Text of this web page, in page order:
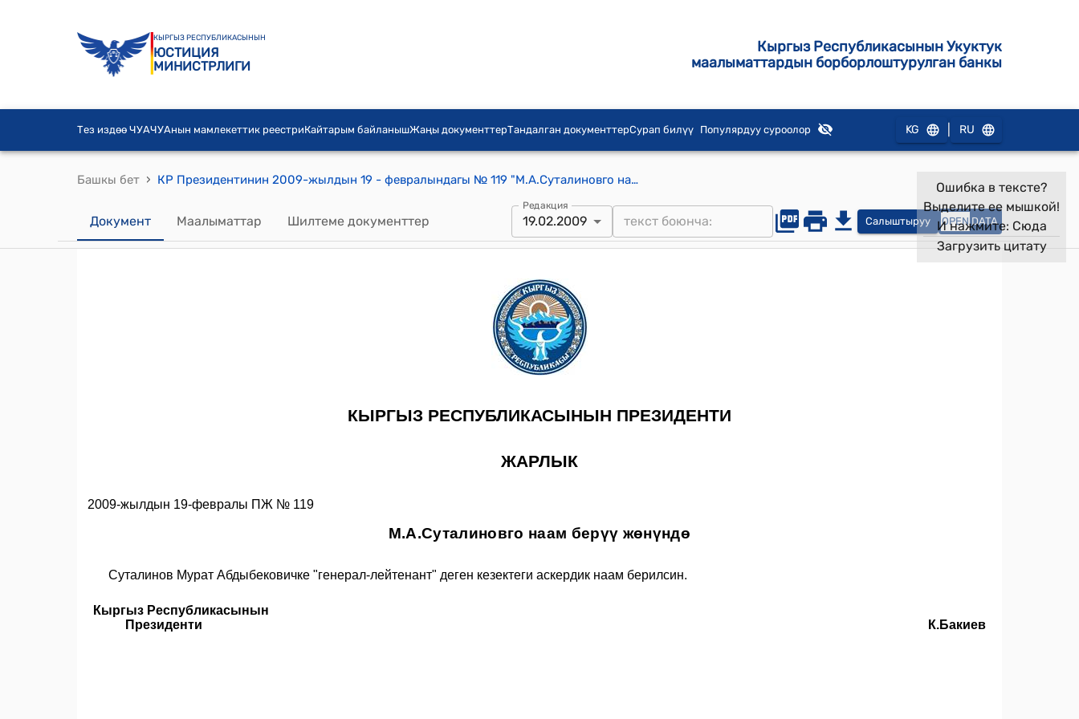
КЫРГЫЗ РЕСПУБЛИКАСЫНЫН
ЮСТИЦИЯ
МИНИСТРЛИГИ
Кыргыз Республикасынын Укуктук
маалыматтардын борборлоштурулган банкы
Тез издөө ЧУАЧУАнын мамлекеттик реестриКайтарым байланышЖаңы документтерТандалган документтерСурап билүү Популярдуу суроолор KG RU
Башкы бет › КР Президентинин 2009-жылдын 19 - февралындагы № 119 "М.А.Суталиновго наам берүү жөнүндө" жарлыгы
Документ Маалыматтар Шилтеме документтер
Редакция
19.02.2009 Салыштыруу OPEN DATA
Ошибка в тексте?
Выделите ее мышкой!
И нажмите: Сюда
Загрузить цитату